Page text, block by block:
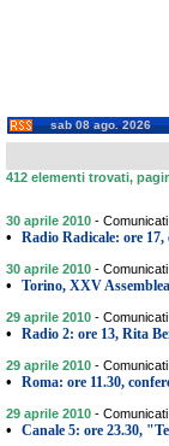
sab 08 ago. 2026
412 elementi trovati,
30 aprile 2010 - Comunicati
• Radio Radicale: ore 17,
30 aprile 2010 - Comunicati
• Torino, XXV
29 aprile 2010 - Comunicati
• Radio 2: ore 13, Rita
29 aprile 2010 - Comunicati
• Roma: ore 11.30,
29 aprile 2010 - Comunicati
• Canale 5: ore 23.30,